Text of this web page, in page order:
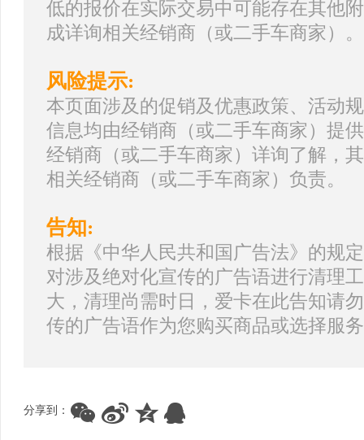
低的报价在实际交易中可能存在其他
成详询相关经销商（或二手车商家）。
风险提示:
本页面涉及的促销及优惠政策、活动
信息均由经销商（或二手车商家）提
经销商（或二手车商家）详询了解，
相关经销商（或二手车商家）负责。
告知:
根据《中华人民共和国广告法》的规
对涉及绝对化宣传的广告语进行清理
大，清理尚需时日，爱卡在此告知请
传的广告语作为您购买商品或选择服
分享到：